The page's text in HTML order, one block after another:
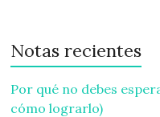
Notas recientes
Por qué no debes
cómo lograrlo)